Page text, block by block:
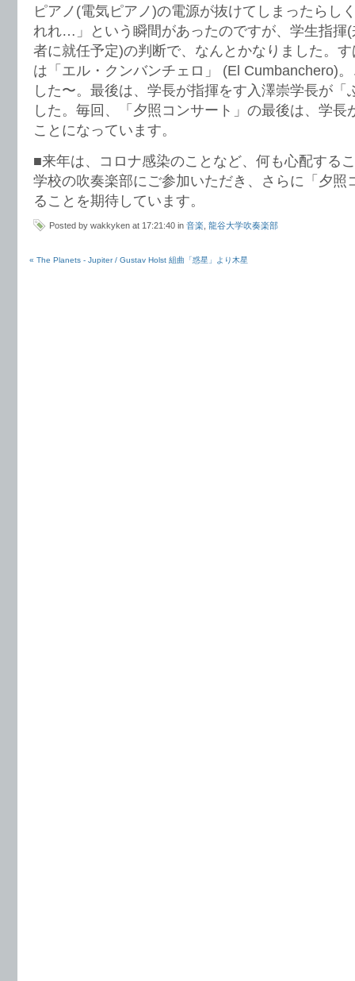
ピアノ(電気ピアノ)の電源が抜けてしまったらし
れれ…」という瞬間があったのですが、学生指揮
者に就任予定)の判断で、なんとかなりました。
は「エル・クンバンチェロ」 (El Cumbanchero)
した〜。最後は、学長が指揮をす入澤崇学長が「
した。毎回、「夕照コンサート」の最後は、学長
ことになっています。
■来年は、コロナ感染のことなど、何も心配する
学校の吹奏楽部にご参加いただき、さらに「夕照
ることを期待しています。
Posted by wakkyken at 17:21:40 in 音楽 龍谷大学吹奏楽部
« The Planets - Jupiter / Gustav Holst 組曲「惑星」より木星